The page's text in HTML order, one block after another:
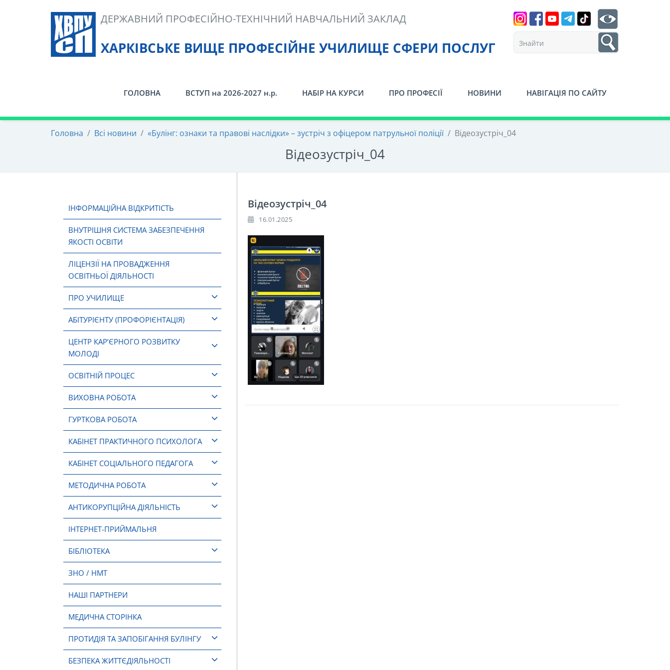
ХАРКІВСЬКЕ ВИЩЕ ПРОФЕСІЙНЕ УЧИЛИЩЕ СФЕРИ ПОСЛУГ
ДЕРЖАВНИЙ ПРОФЕСІЙНО-ТЕХНІЧНИЙ НАВЧАЛЬНИЙ ЗАКЛАД
1
ГОЛОВНА ВСТУП на 2026-2027 н.р. НАБІР НА КУРСИ ПРО ПРОФЕСІЇ НОВИНИ НАВІГАЦІЯ ПО САЙТУ
Головна / Всі новини / «Булінг: ознаки та правові наслідки» – зустріч з офіцером патрульної поліції / Відеозустріч_04
Відеозустріч_04
ІНФОРМАЦІЙНА ВІДКРИТІСТЬ
ВНУТРІШНЯ СИСТЕМА ЗАБЕЗПЕЧЕННЯ
ЯКОСТІ ОСВІТИ
ЛІЦЕНЗІЇ НА ПРОВАДЖЕННЯ
ОСВІТНЬОЇ ДІЯЛЬНОСТІ
ПРО УЧИЛИЩЕ
АБІТУРІЄНТУ (ПРОФОРІЄНТАЦІЯ)
ЦЕНТР КАР’ЄРНОГО РОЗВИТКУ
МОЛОДІ
ОСВІТНІЙ ПРОЦЕС
ВИХОВНА РОБОТА
ГУРТКОВА РОБОТА
КАБІНЕТ ПРАКТИЧНОГО ПСИХОЛОГА
КАБІНЕТ СОЦІАЛЬНОГО ПЕДАГОГА
МЕТОДИЧНА РОБОТА
АНТИКОРУПЦІЙНА ДІЯЛЬНІСТЬ
ІНТЕРНЕТ-ПРИЙМАЛЬНЯ
БІБЛІОТЕКА
ЗНО / НМТ
НАШІ ПАРТНЕРИ
МЕДИЧНА СТОРІНКА
ПРОТИДІЯ ТА ЗАПОБІГАННЯ БУЛІНГУ
БЕЗПЕКА ЖИТТЄДІЯЛЬНОСТІ
Відеозустріч_04
16.01.2025